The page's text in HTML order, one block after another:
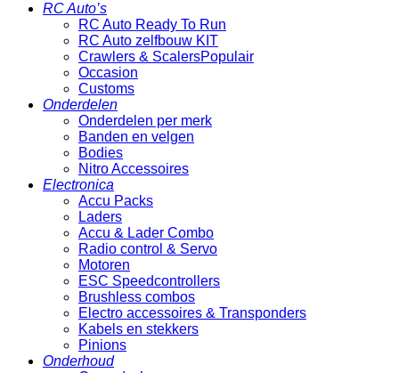
RC Auto’s
RC Auto Ready To Run
RC Auto zelfbouw KIT
Crawlers & Scalers
Occasion
Customs
Onderdelen
Onderdelen per merk
Banden en velgen
Bodies
Nitro Accessoires
Electronica
Accu Packs
Laders
Accu & Lader Combo
Radio control & Servo
Motoren
ESC Speedcontrollers
Brushless combos
Electro accessoires & Transponders
Kabels en stekkers
Pinions
Onderhoud